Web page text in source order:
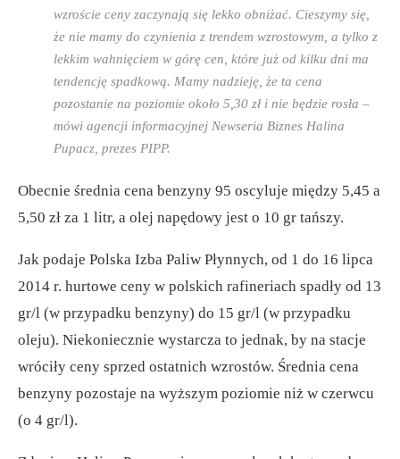
wzroście ceny zaczynają się lekko obniżać. Cieszymy się,
że nie mamy do czynienia z trendem wzrostowym, a tylko z
lekkim wahnięciem w górę cen, które już od kilku dni ma
tendencję spadkową. Mamy nadzieję, że ta cena
pozostanie na poziomie około 5,30 zł i nie będzie rosła –
mówi agencji informacyjnej Newseria Biznes Halina
Pupacz, prezes PIPP.
Obecnie średnia cena benzyny 95 oscyluje między 5,45 a
5,50 zł za 1 litr, a olej napędowy jest o 10 gr tańszy.
Jak podaje Polska Izba Paliw Płynnych, od 1 do 16 lipca
2014 r. hurtowe ceny w polskich rafineriach spadły od 13
gr/l (w przypadku benzyny) do 15 gr/l (w przypadku
oleju). Niekoniecznie wystarcza to jednak, by na stacje
wróciły ceny sprzed ostatnich wzrostów. Średnia cena
benzyny pozostaje na wyższym poziomie niż w czerwcu
(o 4 gr/l).